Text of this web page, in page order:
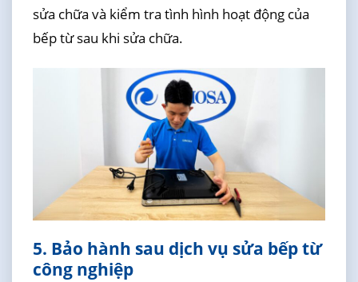
sửa chữa và kiểm tra tình hình hoạt động của
bếp từ sau khi sửa chữa.
5. Bảo hành sau dịch vụ sửa bếp từ
công nghiệp